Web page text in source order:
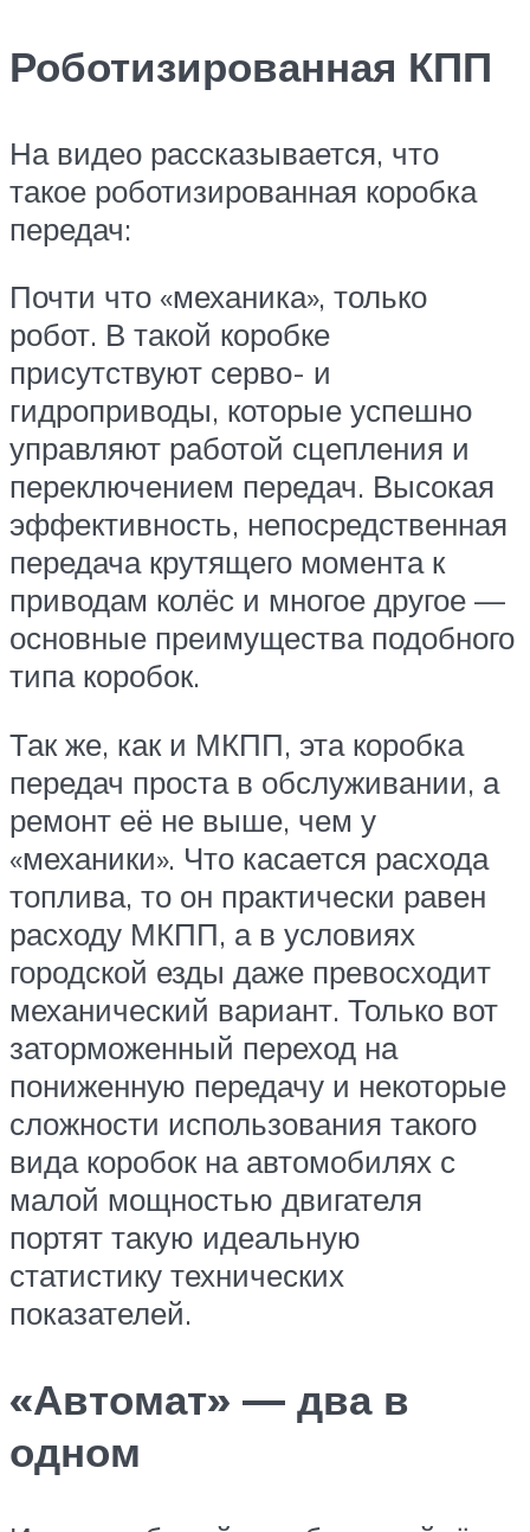
Роботизированная КПП
На видео рассказывается, что
такое роботизированная коробка
передач:
Почти что «механика», только
робот. В такой коробке
присутствуют серво- и
гидроприводы, которые успешно
управляют работой сцепления и
переключением передач. Высокая
эффективность, непосредственная
передача крутящего момента к
приводам колёс и многое другое —
основные преимущества подобного
типа коробок.
Так же, как и МКПП, эта коробка
передач проста в обслуживании, а
ремонт её не выше, чем у
«механики». Что касается расхода
топлива, то он практически равен
расходу МКПП, а в условиях
городской езды даже превосходит
механический вариант. Только вот
заторможенный переход на
пониженную передачу и некоторые
сложности использования такого
вида коробок на автомобилях с
малой мощностью двигателя
портят такую идеальную
статистику технических
показателей.
«Автомат» — два в
одном